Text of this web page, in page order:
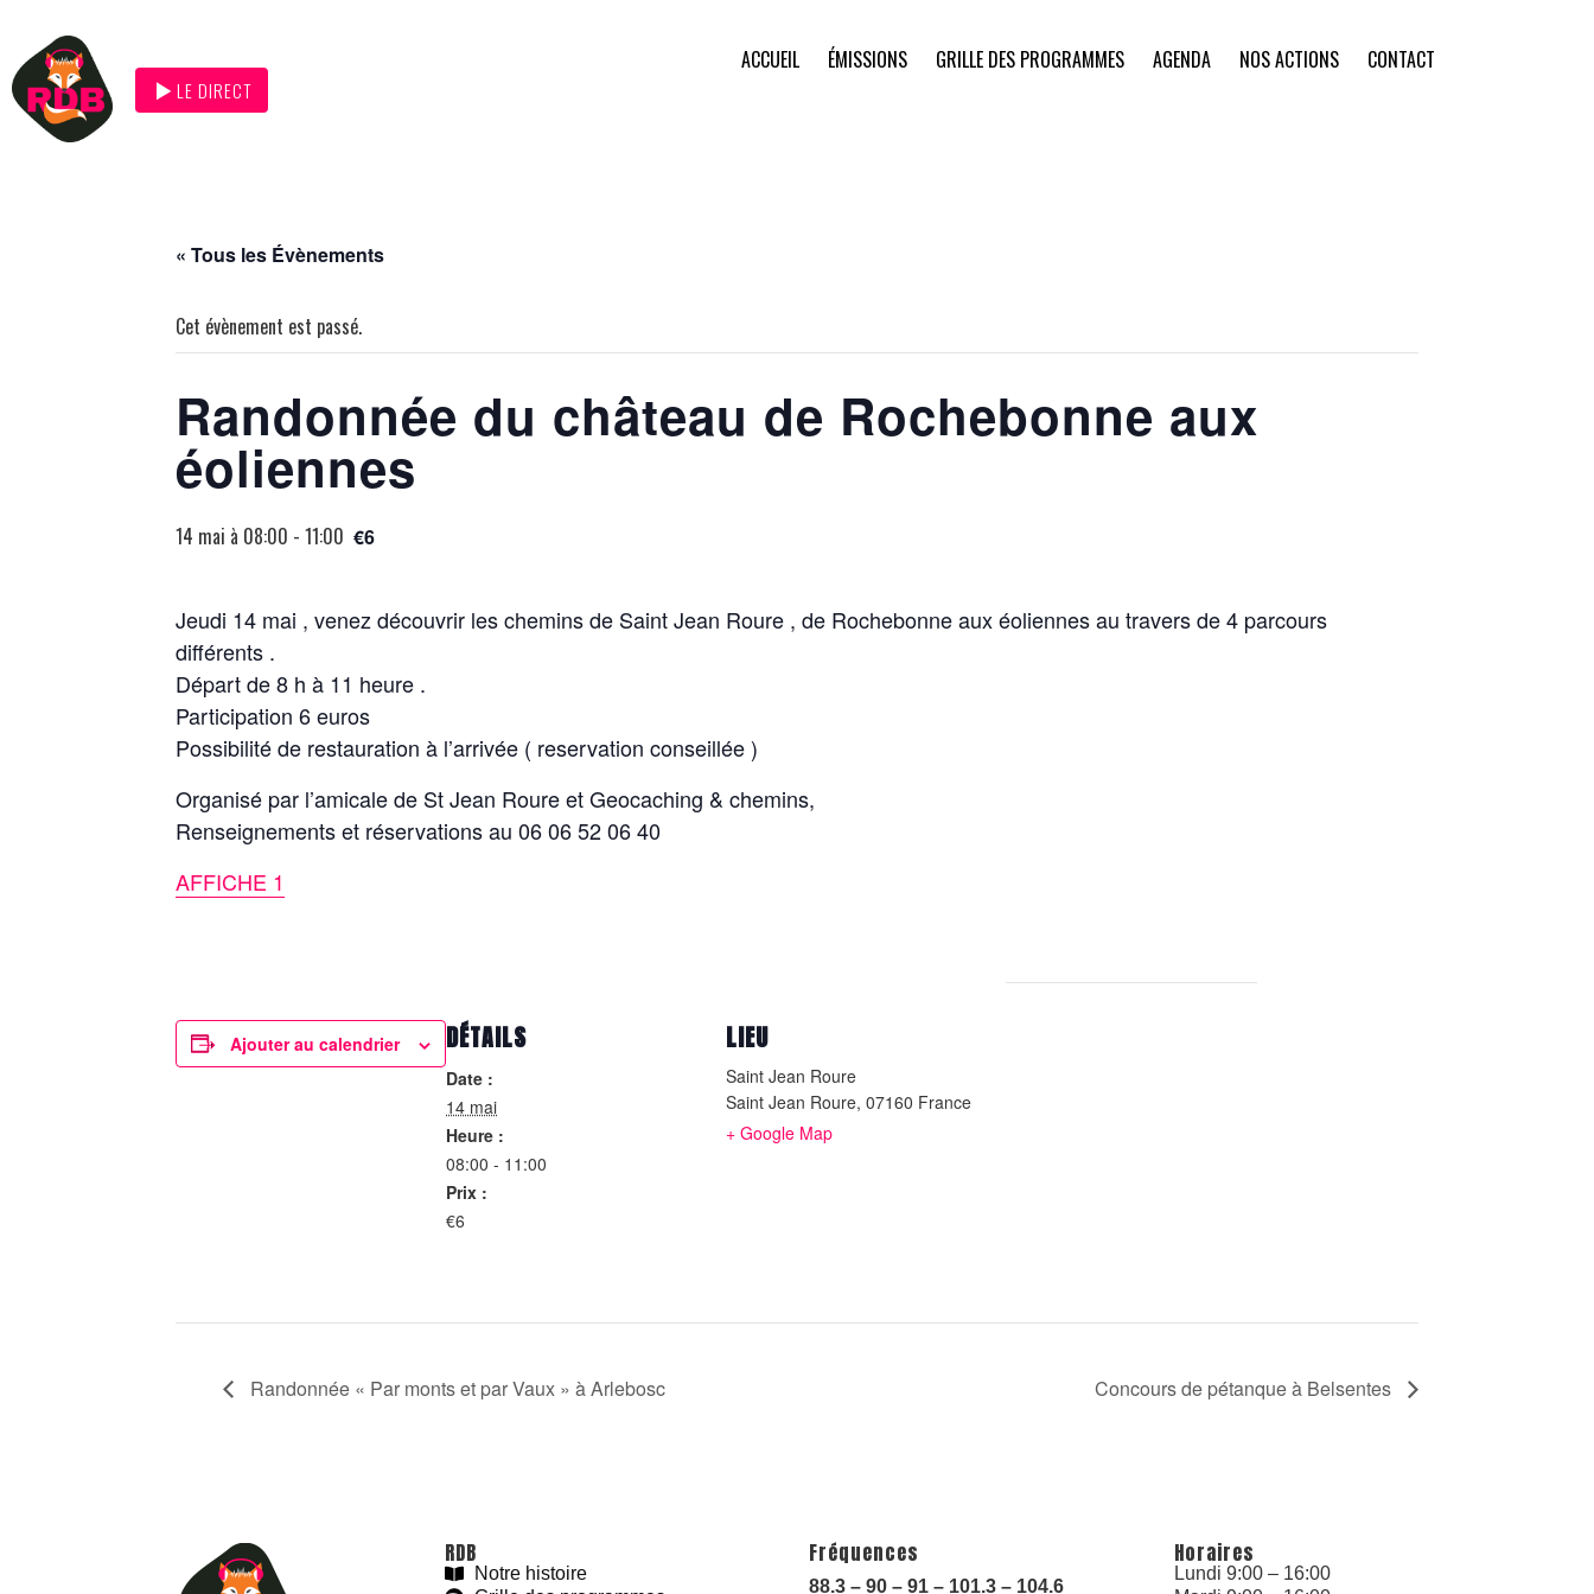
LE DIRECT
ACCUEIL ÉMISSIONS GRILLE DES PROGRAMMES AGENDA NOS ACTIONS CONTACT
« Tous les Évènements
Cet évènement est passé.
Randonnée du château de Rochebonne aux
éoliennes
14 mai à 08:00 - 11:00 €6
Jeudi 14 mai , venez découvrir les chemins de Saint Jean Roure , de Rochebonne aux éoliennes au travers de 4 parcours
différents .
Départ de 8 h à 11 heure .
Participation 6 euros
Possibilité de restauration à l’arrivée ( reservation conseillée )
Organisé par l’amicale de St Jean Roure et Geocaching & chemins,
Renseignements et réservations au 06 06 52 06 40
AFFICHE 1
Ajouter au calendrier DÉTAILS
Date :
14 mai
Heure :
08:00 - 11:00
Prix :
€6
LIEU
Saint Jean Roure
Saint Jean Roure, 07160 France
+ Google Map
Randonnée « Par monts et par Vaux » à Arlebosc Concours de pétanque à Belsentes
RDB
Notre histoire
Fréquences
88.3 – 90 – 91 – 101.3 – 104.6
Horaires
Lundi 9:00 – 16:00